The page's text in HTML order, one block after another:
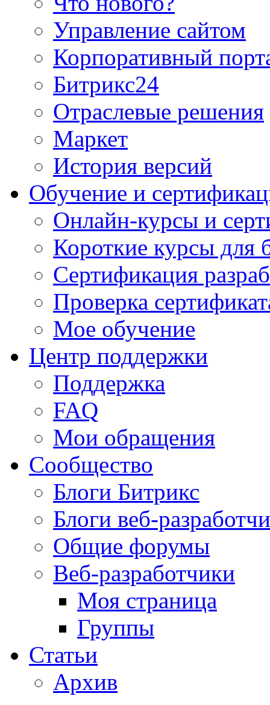
Управление сайтом
Корпоративный
Битрикс24
Отраслевые решения
Маркет
История версий
Обучение и
Онлайн-курсы и
Короткие курсы для
Сертификация
Проверка
Мое обучение
Центр поддержки
Поддержка
FAQ
Мои обращения
Сообщество
Блоги Битрикс
Блоги веб-
Общие форумы
Веб-разработчики
Моя страница
Группы
Статьи
Архив